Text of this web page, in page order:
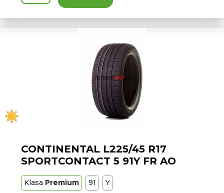
CONTINENTAL L225/45 R17
SPORTCONTACT 5 91Y FR AO
Klasa Premium 91 Y